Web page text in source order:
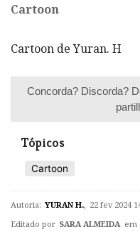
Cartoon
Cartoon de Yuran. H
Concorda? Discorda?
Tópicos
Cartoon
Autoria: YURAN H. 22 fev 2024
Editado por SARA ALMEIDA em